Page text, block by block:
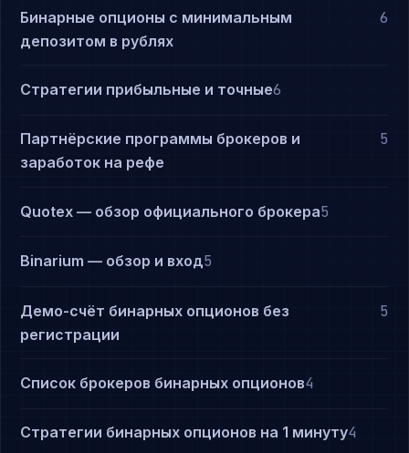
Бинарные опционы с минимальным
депозитом в рублях
6
Стратегии прибыльные и точные6
Партнёрские программы брокеров и
заработок на рефе
5
Quotex — обзор официального брокера5
Binarium — обзор и вход5
Демо-счёт бинарных опционов без
регистрации
5
Список брокеров бинарных опционов4
Стратегии бинарных опционов на 1 минуту4